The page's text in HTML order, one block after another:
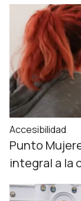
Accesibilidad
Punto
integral a la